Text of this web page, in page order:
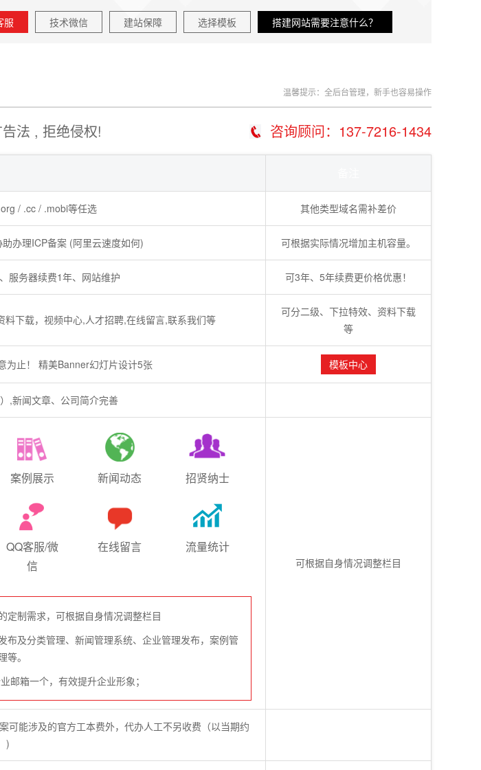
服 技术微信 建站保障 选择模板 搭建网站需要注意什么？
温馨提示：全后台管理，新手也容易操作
咨询顾问：137-7216-1434
法 , 拒绝侵权!
/ .cc / .mobi等任选 其他类型域名需补差价
办理ICP备案 (阿里云速度如何) 可根据实际情况增加主机容量。
服务器续费1年、网站维护 可3年、5年续费更价格优惠！
下载，视频中心,人才招聘,在线留言,联系我们等
可分二级、下拉特效、资料下载
等
为止！ 精美Banner幻灯片设计5张 模板中心
,新闻文章、公司简介完善
案例展示 新闻动态 招贤纳士
QQ客服/微
信
在线留言 流量统计
定制需求，可根据自身情况调整栏目
及分类管理、新闻管理系统、企业管理发布，案例管
等。
邮箱一个，有效提升企业形象；
可根据自身情况调整栏目
可能涉及的官方工本费外，代办人工不另收费（以当期约
)